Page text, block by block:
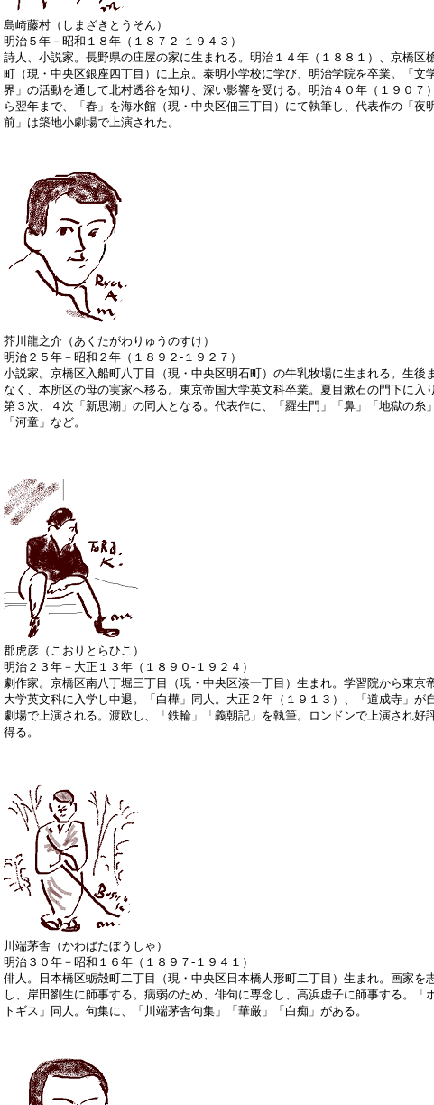
島崎藤村（しまざきとうそん）
明治５年－昭和１８年（１８７２‐１９４３）
詩人、小説家。長野県の庄屋の家に生まれる。明治１４年（１８８１）、京橋区
町（現・中央区銀座四丁目）に上京。泰明小学校に学び、明治学院を卒業。「文
界」の活動を通して北村透谷を知り、深い影響を受ける。明治４０年（１９０７
ら翌年まで、「春」を海水館（現・中央区佃三丁目）にて執筆し、代表作の「夜
前」は築地小劇場で上演された。
芥川龍之介（あくたがわりゅうのすけ）
明治２５年－昭和２年（１８９２‐１９２７）
小説家。京橋区入船町八丁目（現・中央区明石町）の牛乳牧場に生まれる。生後
なく、本所区の母の実家へ移る。東京帝国大学英文科卒業。夏目漱石の門下に入り
第３次、４次「新思潮」の同人となる。代表作に、「羅生門」「鼻」「地獄の糸」
「河童」など。
郡虎彦（こおりとらひこ）
明治２３年－大正１３年（１８９０‐１９２４）
劇作家。京橋区南八丁堀三丁目（現・中央区湊一丁目）生まれ。学習院から東京
大学英文科に入学し中退。「白樺」同人。大正２年（１９１３）、「道成寺」が
劇場で上演される。渡欧し、「鉄輪」「義朝記」を執筆。ロンドンで上演され好
得る。
川端茅舎（かわばたぼうしゃ）
明治３０年－昭和１６年（１８９７‐１９４１）
俳人。日本橋区蛎殻町二丁目（現・中央区日本橋人形町二丁目）生まれ。画家を
し、岸田劉生に師事する。病弱のため、俳句に専念し、高浜虚子に師事する。「
トギス」同人。句集に、「川端茅舎句集」「華厳」「白痴」がある。